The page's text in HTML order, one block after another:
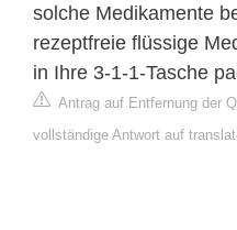
solche Medikamente
rezeptfreie flüssige
in Ihre 3-1-1-Tasche
Antrag auf Entfernung der
vollständige Antwort auf